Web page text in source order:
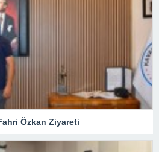
Özkan Ziyareti